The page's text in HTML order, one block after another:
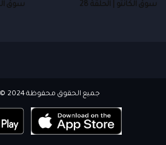
سوق الكانتو | الحلقة 28 سوق
جميع الحقوق محفوظة 2024 © قناة الظفرة